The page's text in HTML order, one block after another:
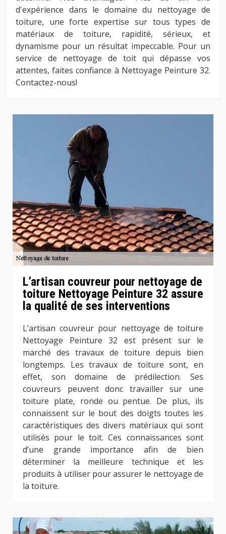
d'expérience dans le domaine du nettoyage de
toiture, une forte expertise sur tous types de
matériaux de toiture, rapidité, sérieux, et
dynamisme pour un résultat impeccable. Pour un
service de nettoyage de toit qui dépasse vos
attentes, faites confiance à Nettoyage Peinture 32.
Contactez-nous!
L’artisan couvreur pour nettoyage de
toiture Nettoyage Peinture 32 assure
la qualité de ses interventions
L’artisan couvreur pour nettoyage de toiture
Nettoyage Peinture 32 est présent sur le
marché des travaux de toiture depuis bien
longtemps. Les travaux de toiture sont, en
effet, son domaine de prédilection. Ses
couvreurs peuvent donc travailler sur une
toiture plate, ronde ou pentue. De plus, ils
connaissent sur le bout des doigts toutes les
caractéristiques des divers matériaux qui sont
utilisés pour le toit. Ces connaissances sont
d’une grande importance afin de bien
déterminer la meilleure technique et les
produits à utiliser pour assurer le nettoyage de
la toiture.